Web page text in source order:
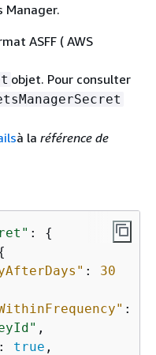
Manager.
ASFF ( AWS
objet. Pour consulter
à la référence de
: {
: 30
:
,
: true ,